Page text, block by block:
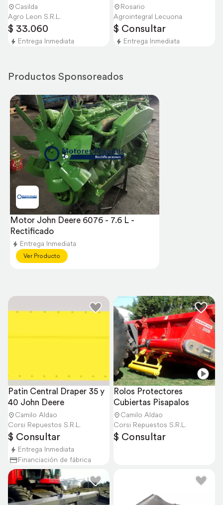
Casilda
Agro Leon S.R.L.
$ 33.060
Entrega Inmediata
Rosario
Agrointegral Lecuona
$ Consultar
Entrega Inmediata
Patin Central Draper 35 y
40 John Deere
Camilo Aldao
Corsi Repuestos S.R.L.
$ Consultar
Entrega Inmediata
Financiación de fábrica
Rolos Protectores
Cubiertas Pisapalos
Camilo Aldao
Corsi Repuestos S.R.L.
$ Consultar
Productos Sponsoreados
Motor John Deere 6076 - 7.6 L -
Rectificado
Entrega Inmediata
Ver Producto